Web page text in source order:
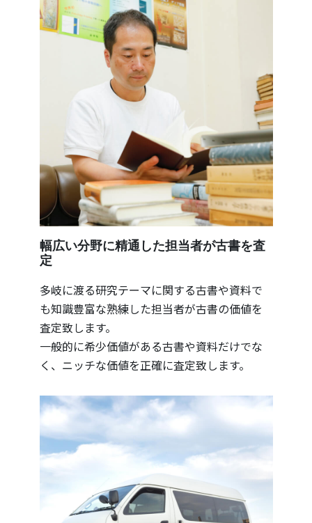
幅広い分野に精通した担当者が古書を査
定
多岐に渡る研究テーマに関する古書や資料で
も知識豊富な熟練した担当者が古書の価値を
査定致します。
一般的に希少価値がある古書や資料だけでな
く、ニッチな価値を正確に査定致します。